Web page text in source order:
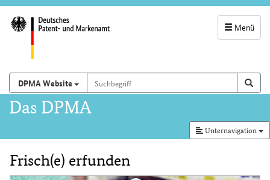
Menü
und
Suchfeld
Suchen auf
DPMA Website Suchbegriff
Hauptnavigation
Das DPMA
Unternavigation
Inhalt
Frisch(e) erfunden